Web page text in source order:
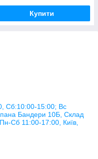
Купити
Сб:10:00-15:00; Вс
Бандери 10Б, Склад
Cб 11:00-17:00, Київ,